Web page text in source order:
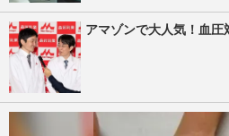
アマゾンで大人気！血